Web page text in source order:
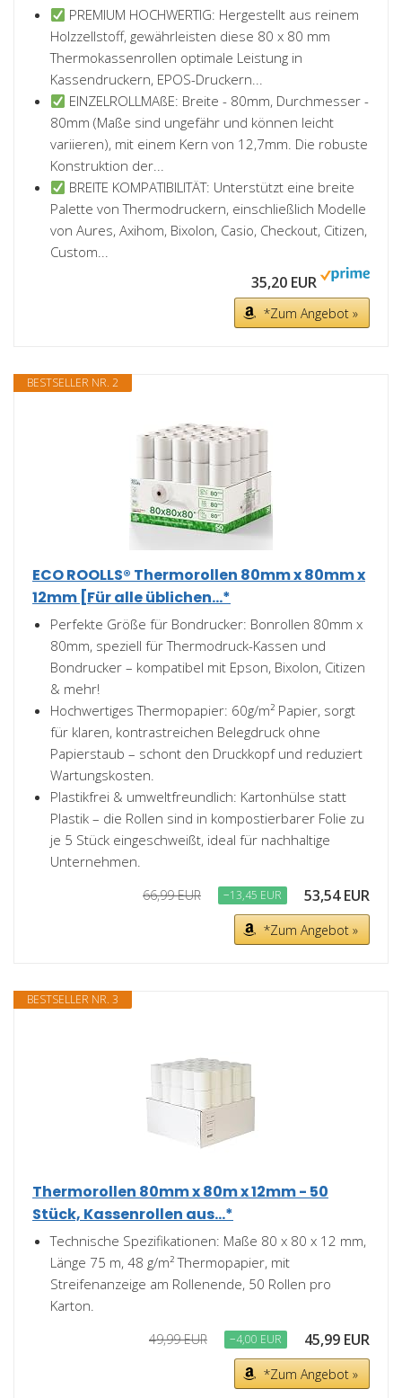
PREMIUM HOCHWERTIG: Hergestellt aus reinem
Holzzellstoff, gewährleisten diese 80 x 80 mm
Thermokassenrollen optimale Leistung in
Kassendruckern, EPOS-Druckern...
EINZELROLLMAßE: Breite - 80mm, Durchmesser -
80mm (Maße sind ungefähr und können leicht
variieren), mit einem Kern von 12,7mm. Die robuste
Konstruktion der...
BREITE KOMPATIBILITÄT: Unterstützt eine breite
Palette von Thermodruckern, einschließlich Modelle
von Aures, Axihom, Bixolon, Casio, Checkout, Citizen,
Custom...
35,20 EUR
*Zum Angebot »
BESTSELLER NR. 2
ECO ROOLLS® Thermorollen 80mm x 80mm x
12mm [Für alle üblichen...*
Perfekte Größe für Bondrucker: Bonrollen 80mm x
80mm, speziell für Thermodruck-Kassen und
Bondrucker – kompatibel mit Epson, Bixolon, Citizen
& mehr!
Hochwertiges Thermopapier: 60g/m² Papier, sorgt
für klaren, kontrastreichen Belegdruck ohne
Papierstaub – schont den Druckkopf und reduziert
Wartungskosten.
Plastikfrei & umweltfreundlich: Kartonhülse statt
Plastik – die Rollen sind in kompostierbarer Folie zu
je 5 Stück eingeschweißt, ideal für nachhaltige
Unternehmen.
66,99 EUR −13,45 EUR 53,54 EUR
*Zum Angebot »
BESTSELLER NR. 3
Thermorollen 80mm x 80m x 12mm - 50
Stück, Kassenrollen aus...*
Technische Spezifikationen: Maße 80 x 80 x 12 mm,
Länge 75 m, 48 g/m² Thermopapier, mit
Streifenanzeige am Rollenende, 50 Rollen pro
Karton.
49,99 EUR −4,00 EUR 45,99 EUR
*Zum Angebot »